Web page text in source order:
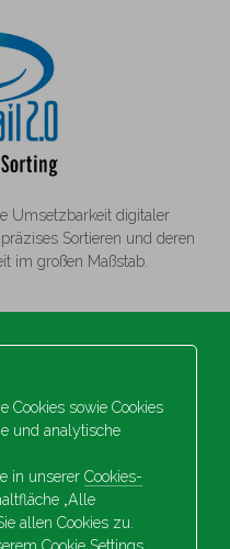
Umsetzbarkeit digitaler
Sortieren und deren
im großen Maßstab.
(A50002567)
Cookies sowie Cookies
und analytische
in unserer Cookies-
„Alle
allen Cookies zu.